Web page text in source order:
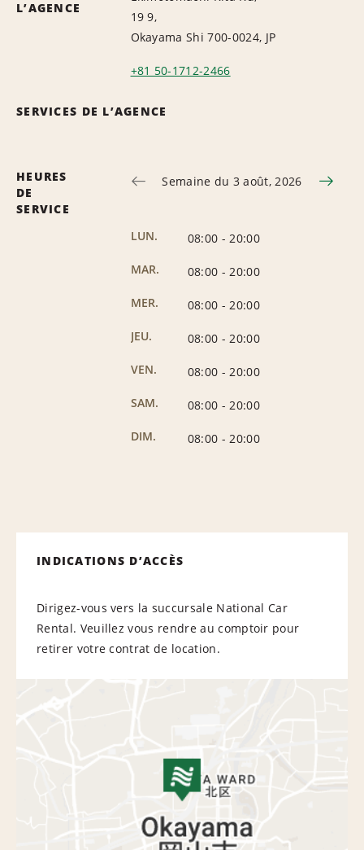
L’AGENCE
19 9,
Okayama Shi 700-0024, JP
+81 50-1712-2466
SERVICES DE L’AGENCE
HEURES
DE
SERVICE
Semaine du 3 août, 2026
LUN. 08:00 - 20:00
MAR.
08:00 - 20:00
MER.
08:00 - 20:00
JEU.
08:00 - 20:00
VEN.
08:00 - 20:00
SAM.
08:00 - 20:00
DIM.
08:00 - 20:00
INDICATIONS D’ACCÈS
Dirigez-vous vers la succursale National Car
Rental. Veuillez vous rendre au comptoir pour
retirer votre contrat de location.